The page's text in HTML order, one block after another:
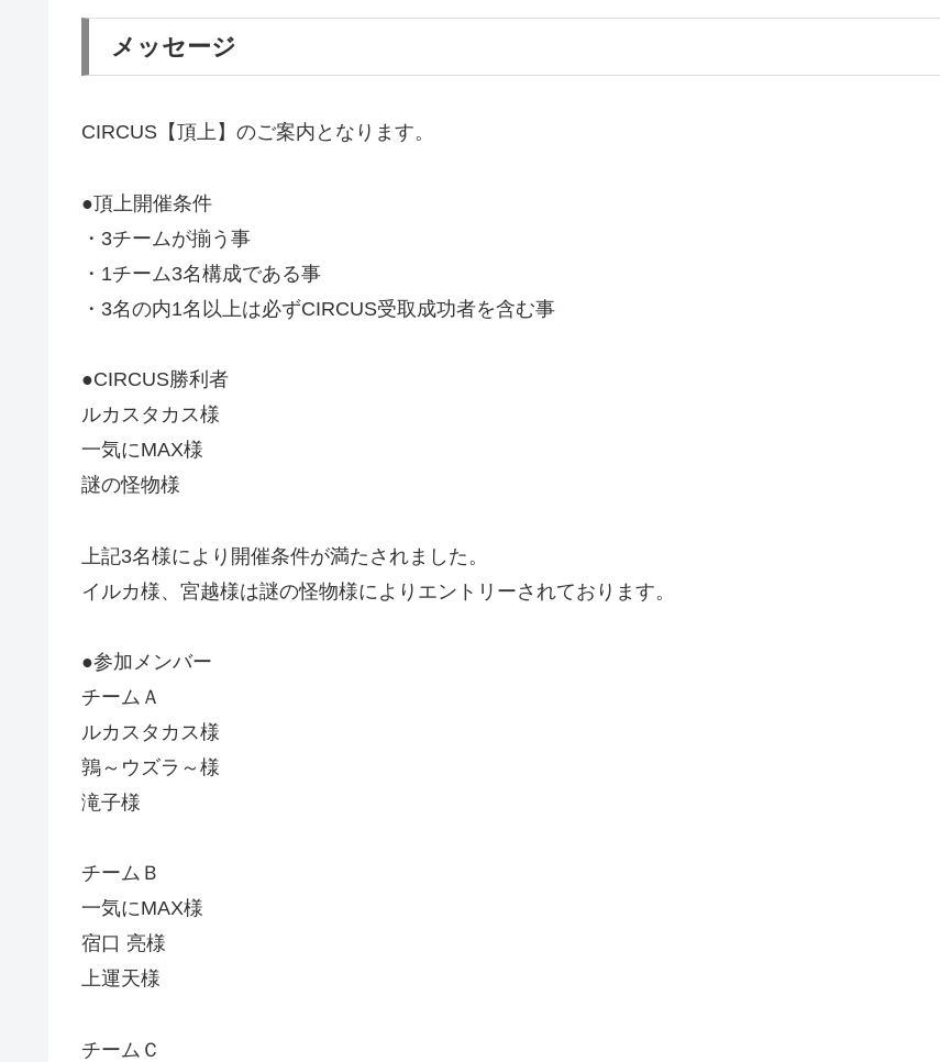
メッセージ
CIRCUS【頂上】のご案内となります。
●頂上開催条件
・3チームが揃う事
・1チーム3名構成である事
・3名の内1名以上は必ずCIRCUS受取成功者を含む事
●CIRCUS勝利者
ルカスタカス様
一気にMAX様
謎の怪物様
上記3名様により開催条件が満たされました。
イルカ様、宮越様は謎の怪物様によりエントリーされております。
●参加メンバー
チームＡ
ルカスタカス様
鶉～ウズラ～様
滝子様
チームＢ
一気にMAX様
宿口 亮様
上運天様
チームＣ